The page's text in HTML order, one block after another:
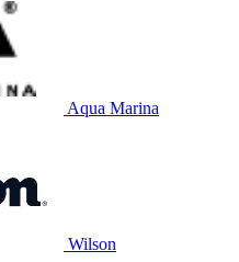
Aqua Marina
Wilson